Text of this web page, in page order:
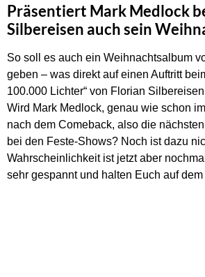
Präsentiert Mark Medlock
Silbereisen auch sein
So soll es auch ein Weihnachtsalbum
geben – was direkt auf einen Auftritt
100.000 Lichter“ von Florian
Wird Mark Medlock, genau wie schon
nach dem Comeback, also die
bei den Feste-Shows? Noch ist dazu
Wahrscheinlichkeit ist jetzt aber
sehr gespannt und halten Euch auf